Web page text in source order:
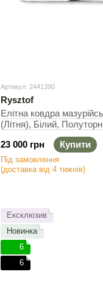
Артикул: 2441390
Rysztof
Елітна ковдра
(Літня), Білий,
23 000 грн
Купити
Під замовлення
(доставка від 4 тижнів)
Ексклюзив
Новинка
6
6